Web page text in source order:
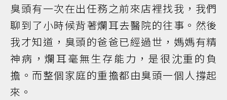
臭頭有一次在出任務之前來店裡找我，我們
聊到了小時候背著爛耳去醫院的往事。然後
我才知道，臭頭的爸爸已經過世，媽媽有精
神病，爛耳毫無生存能力，是很沈重的負
擔。而整個家庭的重擔都由臭頭一個人撐起
來。